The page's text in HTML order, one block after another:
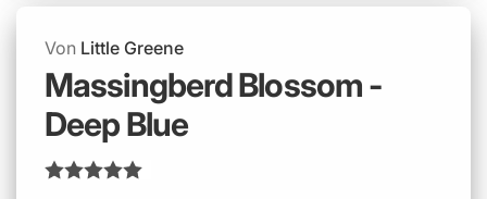
Von Little Greene
Massingberd Blossom -
Deep Blue